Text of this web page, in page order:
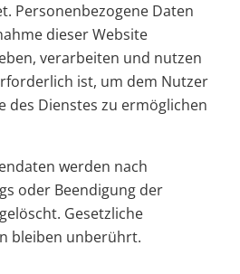
Personenbezogene Daten
dieser Website
verarbeiten und nutzen
ist, um dem Nutzer
des Dienstes zu ermöglichen
werden nach
oder Beendigung der
Gesetzliche
bleiben unberührt.